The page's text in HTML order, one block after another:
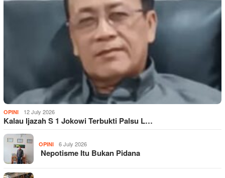
OPINI 12 July 2026
Kalau Ijazah S 1 Jokowi Terbukti Palsu L…
OPINI 6 July 2026
Nepotisme Itu Bukan Pidana